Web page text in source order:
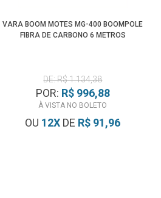
VARA BOOM MOTES MG-400 BOOMPOLE
FIBRA DE CARBONO 6 METROS
DE: R$ 1.134,38
POR: R$ 996,88
À VISTA NO BOLETO
OU 12X DE R$ 91,96